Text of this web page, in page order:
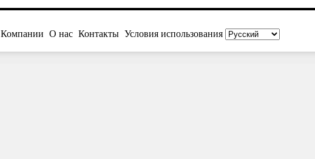
Компании О нас Контакты Условия использования